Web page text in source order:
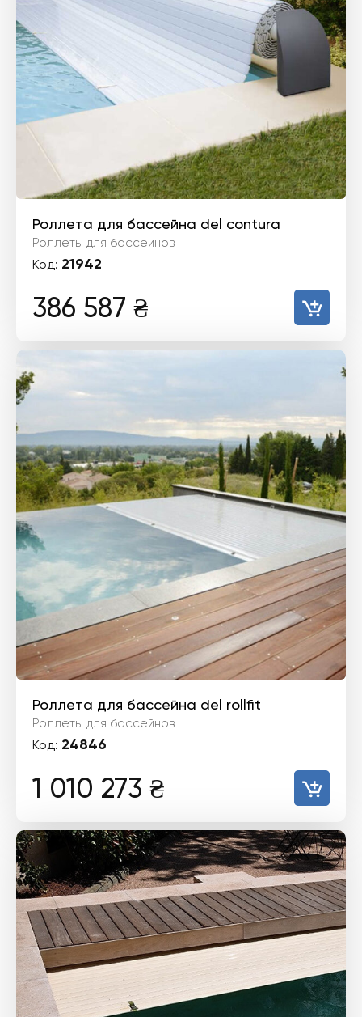
Роллета для бассейна del contura
Роллеты для бассейнов
Код: 21942
386 587 ₴
Роллета для бассейна del rollfit
Роллеты для бассейнов
Код: 24846
1 010 273 ₴